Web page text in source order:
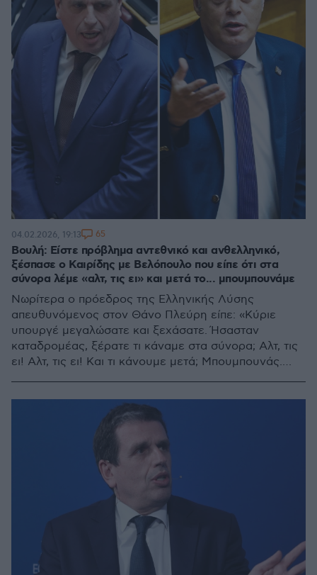
Βουλή: Είστε πρόβλημα αντεθνικό και ανθελληνικό,
ξέσπασε ο Καιρίδης με Βελόπουλο που είπε ότι στα
σύνορα λέμε «αλτ, τις ει» και μετά το... μπουμπουνάμε
Νωρίτερα ο πρόεδρος της Ελληνικής Λύσης
απευθυνόμενος στον Θάνο Πλεύρη είπε: «Κύριε
υπουργέ μεγαλώσατε και ξεχάσατε. Ήσασταν
καταδρομέας, ξέρατε τι κάναμε στα σύνορα; Αλτ, τις
ει! Αλτ, τις ει! Και τι κάνουμε μετά; Μπουμπουνάς.
04.02.2026, 19:13 65